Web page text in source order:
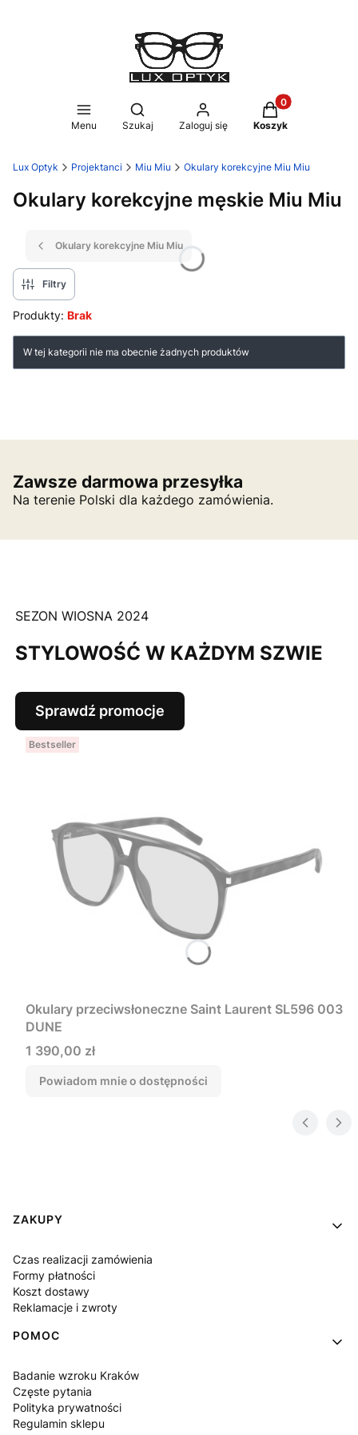
Menu
Otwórz wyszukiwarkę
Szukaj Zaloguj się
Produkty w
Koszyk
Lux Optyk Projektanci Miu Miu Okulary korekcyjne Miu Miu
Okulary korekcyjne męskie Miu Miu
Okulary korekcyjne Miu Miu
Filtry
Produkty: Brak
Lista produktów
W tej kategorii nie ma obecnie żadnych produktów
Zawsze darmowa przesyłka
Na terenie Polski dla każdego zamówienia.
SEZON WIOSNA 2024
STYLOWOŚĆ W KAŻDYM SZWIE
Sprawdź promocje
Bestseller
Okulary przeciwsłoneczne Saint Laurent SL596 003
DUNE
Cena
1 390,00 zł
Powiadom mnie o dostępności
Linki w stopce
ZAKUPY
Czas realizacji zamówienia
Formy płatności
Koszt dostawy
Reklamacje i zwroty
POMOC
Badanie wzroku Kraków
Częste pytania
Polityka prywatności
Regulamin sklepu